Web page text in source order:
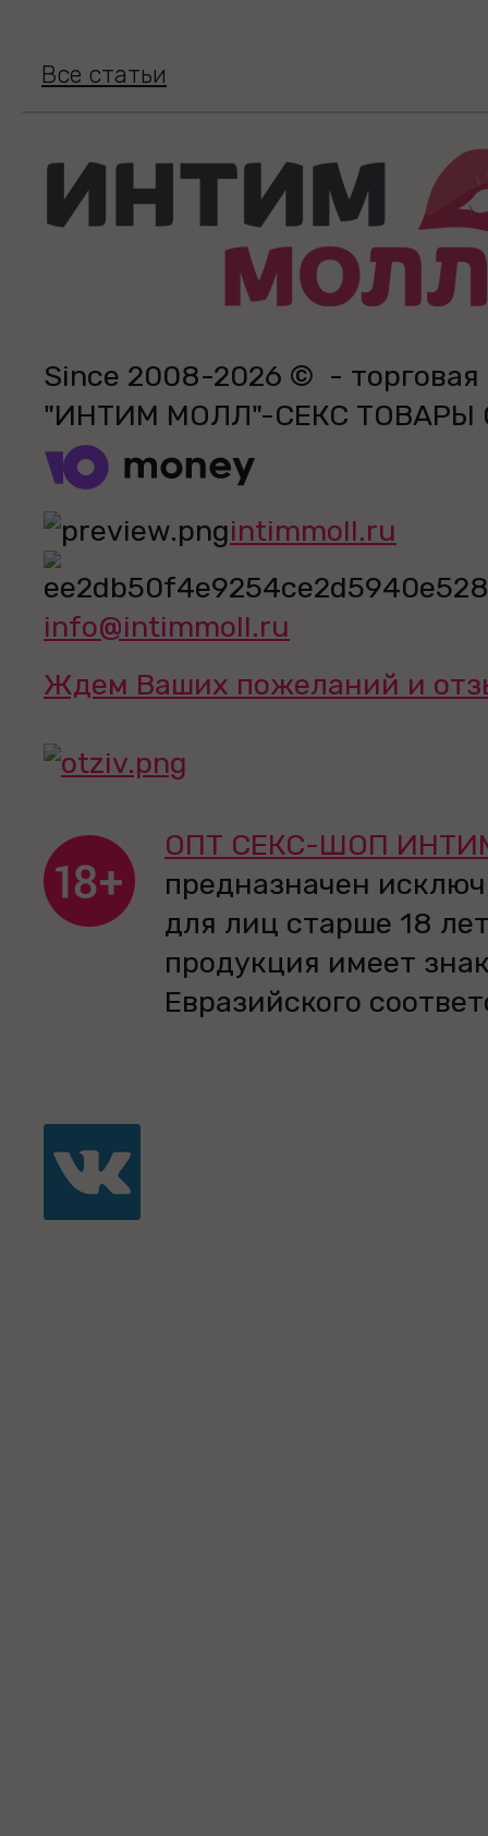
Все статьи
Since 2008-2026 © - торговая
"ИНТИМ МОЛЛ"-СЕКС
intimmoll.ru
info@intimmoll.ru
Ждем Ваших пожеланий и
ОПТ СЕКС-ШОП
предназначен
для лиц старше 18
продукция имеет
Евразийского